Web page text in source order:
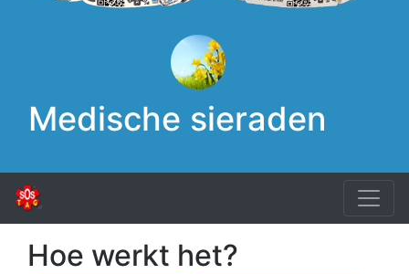
Medische sieraden
Hoe werkt het?